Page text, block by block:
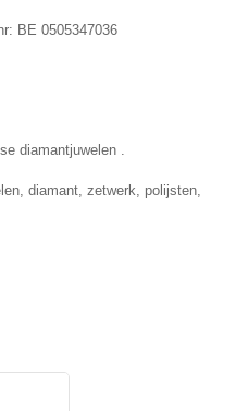
BE 0505347036
diamantjuwelen .
diamant, zetwerk, polijsten,